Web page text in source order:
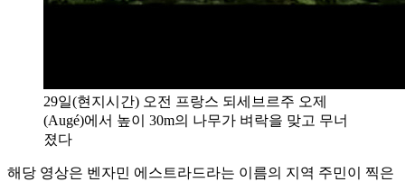
29일(현지시간) 오전 프랑스 되세브르주 오제
(Augé)에서 높이 30m의 나무가 벼락을 맞고 무너
졌다
해당 영상은 벤자민 에스트라드라는 이름의 지역 주민이 찍은